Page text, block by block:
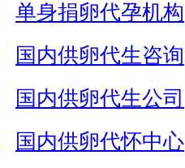
单身捐卵代孕机构
国内供卵代生咨询
国内供卵代生公司
国内供卵代怀中心